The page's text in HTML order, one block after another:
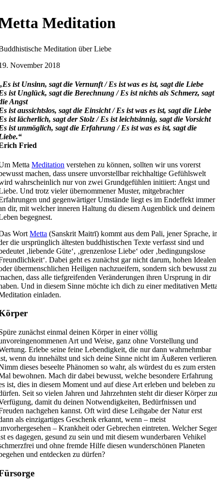
Meditation
Meditation über Liebe
November 2018
ist Unsinn, sagt die Vernunft / Es ist was es ist, sagt die Liebe
ist Unglück, sagt die Berechnung / Es ist nichts als Schmerz, sagt
Angst
ist aussichtslos, sagt die Einsicht / Es ist was es ist, sagt die Liebe
ist lächerlich, sagt der Stolz / Es ist leichtsinnig, sagt die Vorsicht
ist unmöglich, sagt die Erfahrung / Es ist was es ist, sagt die
Fried
MettaMeditation verstehen zu können, sollten wir uns vorerst
machen, dass unsere unvorstellbar reichhaltige Gefühlswelt
wahrscheinlich nur von zwei Grundgefühlen initiiert: Angst und
Und trotz vieler übernommener Muster, mitgebrachter
und gegenwärtiger Umstände liegt es im Endeffekt immer
dir, mit welcher inneren Haltung du diesem Augenblick und deinem
begegnest.
WortMetta (Sanskrit Maitrī) kommt aus dem Pali, jener Sprache,
die ursprünglich ältesten buddhistischen Texte verfasst sind und
‚liebende Güte‘, ‚grenzenlose Liebe‘ oder ‚bedingungslose
Dabei geht es zunächst gar nicht darum, hohen Idealen
übermenschlichen Heiligen nachzueifern, sondern sich bewusst zu
dass alle tiefgreifenden Veränderungen ihren Ursprung in dir
Und in diesem Sinne möchte ich dich zu einer meditativen
einladen.
zunächst einmal deinen Körper in einer völlig
Art und Weise, ganz ohne Vorstellung und
Erlebe seine feine Lebendigkeit, die nur dann wahrnehmbar
wenn du innehältst und sich deine Sinne nicht im Äußeren
dieses beseelte Phänomen so wahr, als würdest du es zum ersten
bewohnen. Mach dir dabei bewusst, welche besondere Erfahrung
ist, dies in diesem Moment und auf diese Art erleben und beleben zu
Seit so vielen Jahren und Jahrzehnten steht dir dieser Körper
damit du deinen Notwendigkeiten, Bedürfnissen und
nachgehen kannst. Oft wird diese Leihgabe der Natur erst
als einzigartiges Geschenk erkannt, wenn – meist
– Krankheit oder Gebrechen eintreten. Welcher
es dagegen, gesund zu sein und mit diesem wunderbaren Vehikel
und ohne fremde Hilfe diesen wunderschönen Planeten
und entdecken zu dürfen?